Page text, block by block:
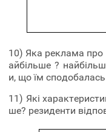
10) Яка реклама
айбільше ?
и, що їм
11) Які
ше? резиденти